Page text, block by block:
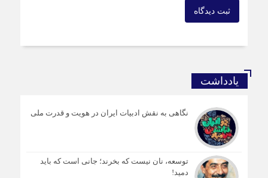
ثبت دیدگاه
یادداشت
نگاهی به نقش ادبیات ایران در هویت و قدرت ملی
توسعه، نان نیست که بخرند؛ جانی است که باید
دمید!